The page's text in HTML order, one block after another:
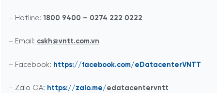
– Hotline: 1800 9400 – 0274 222 0222
– Email: cskh@vntt.com.vn
– Facebook: https://facebook.com/eDatacenterVNTT
– Zalo OA: https://zalo.me/edatacentervntt